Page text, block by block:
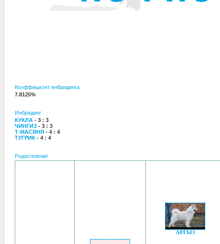
Коэффициэнт инбридинга
7.8125%
Инбридинг
КУКЛА - 3 : 3
ЧИНГИЗ - 3 : 3
Т-МАСЯНЯ - 4 : 4
ТУГРИК - 4 : 4
Родословная
АРГЫЗ